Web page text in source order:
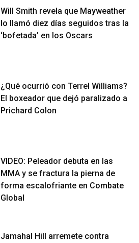
Will Smith revela que Mayweather
lo llamó diez días seguidos tras la
‘bofetada’ en los Oscars
¿Qué ocurrió con Terrel Williams?
El boxeador que dejó paralizado a
Prichard Colon
VIDEO: Peleador debuta en las
MMA y se fractura la pierna de
forma escalofriante en Combate
Global
Jamahal Hill arremete contra